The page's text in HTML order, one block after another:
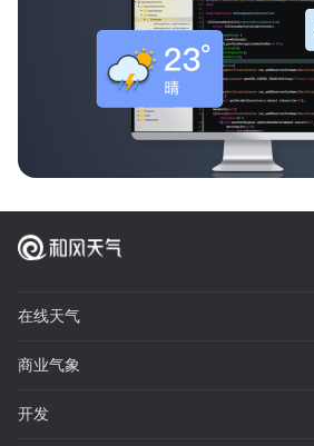
在线天气
商业气象
开发